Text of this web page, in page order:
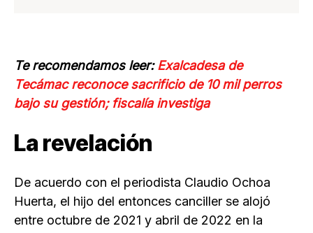
Te recomendamos leer:Exalcadesa de
Tecámac reconoce sacrificio de 10 mil perros
bajo su gestión; fiscalía investiga
La revelación
De acuerdo con el periodista Claudio Ochoa
Huerta, el hijo del entonces canciller se alojó
entre octubre de 2021 y abril de 2022 en la